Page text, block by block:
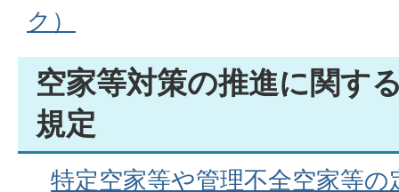
ク）
空家等対策の推進に関す
規定
特定空家等や管理不全空家等